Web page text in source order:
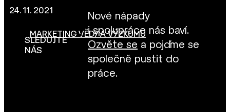
24. 11. 2021
MARKETING VĚDY A VÝZKUMU
SLEDUJTE
NÁS
Nové nápady
i spolupráce nás baví.
Ozvěte se a pojďme se
společně pustit do
práce.